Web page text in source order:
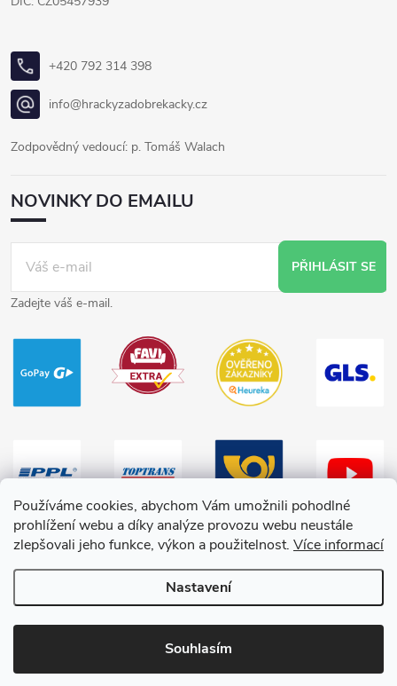
Používáme cookies, abychom Vám umožnili pohodlné
prohlížení webu a díky analýze provozu webu neustále
zlepšovali jeho funkce, výkon a použitelnost. Více informací
Nastavení
Souhlasím
+420 792 314 398
info@hrackyzadobrekacky.cz
Zodpovědný vedoucí: p. Tomáš Walach
NOVINKY DO EMAILU
PŘIHLÁSIT SE
Zadejte váš e-mail.
Vytvořil Shoptet